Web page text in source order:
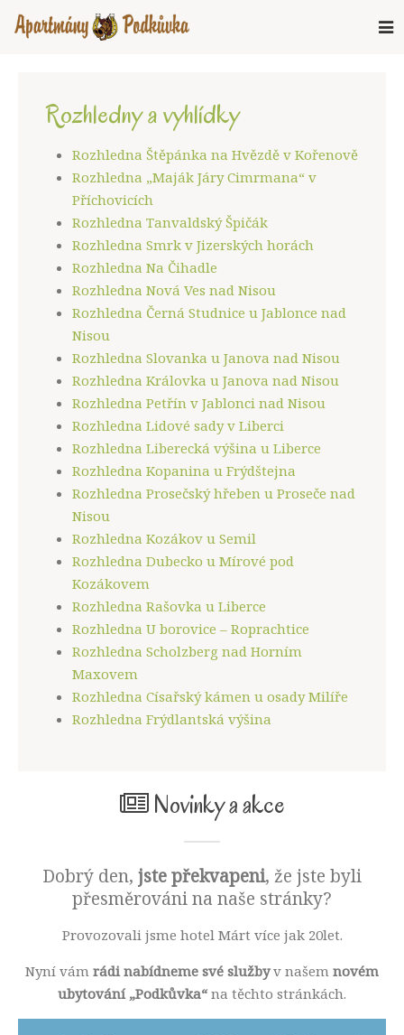
Rozhledny a vyhlídky
Rozhledna Štěpánka na Hvězdě v Kořenově
Rozhledna „Maják Járy Cimrmana“ v
Příchovicích
Rozhledna Tanvaldský Špičák
Rozhledna Smrk v Jizerských horách
Rozhledna Na Čihadle
Rozhledna Nová Ves nad Nisou
Rozhledna Černá Studnice u Jablonce nad
Nisou
Rozhledna Slovanka u Janova nad Nisou
Rozhledna Královka u Janova nad Nisou
Rozhledna Petřín v Jablonci nad Nisou
Rozhledna Lidové sady v Liberci
Rozhledna Liberecká výšina u Liberce
Rozhledna Kopanina u Frýdštejna
Rozhledna Prosečský hřeben u Proseče nad
Nisou
Rozhledna Kozákov u Semil
Rozhledna Dubecko u Mírové pod
Kozákovem
Rozhledna Rašovka u Liberce
Rozhledna U borovice – Roprachtice
Rozhledna Scholzberg nad Horním
Maxovem
Rozhledna Císařský kámen u osady Milíře
Rozhledna Frýdlantská výšina
Novinky a akce
Dobrý den, jste překvapeni, že jste byli
přesměrováni na naše stránky?
Provozovali jsme hotel Márt více jak 20let.
Nyní vám rádi nabídneme své službyv našem novém
ubytování „Podkůvka“ na těchto stránkách.